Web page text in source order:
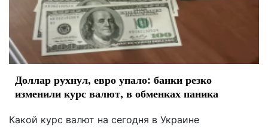
Доллар рухнул, евро упало: банки резко
изменили курс валют, в обменках паника
Какой курс валют на сегодня в Украине